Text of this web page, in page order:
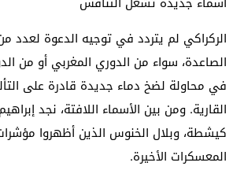
الركراكي لم يتردد في توجيه الدعوة لعدد
الصاعدة، سواء من الدوري المغربي أو من
في محاولة لضخ دماء جديدة قادرة على
القارية. ومن بين الأسماء اللافتة، نجد
كيشطة، وبلال الخنوس الذين أظهروا
المعسكرات الأخيرة.